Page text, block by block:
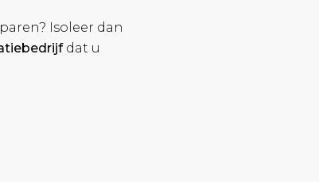
Isoleer dan
dat u